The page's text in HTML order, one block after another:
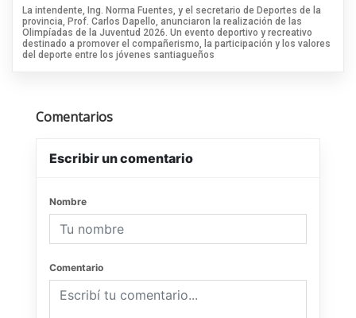
La intendente, Ing. Norma Fuentes, y el secretario de Deportes de la
provincia, Prof. Carlos Dapello, anunciaron la realización de las
Olimpíadas de la Juventud 2026. Un evento deportivo y recreativo
destinado a promover el compañerismo, la participación y los valores
del deporte entre los jóvenes santiagueños
Comentarios
Escribir un comentario
Nombre
Comentario